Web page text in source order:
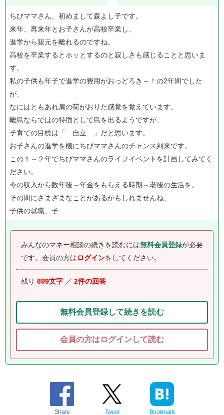
ちびママさん、初めまして森よし子です。
来年、再来年とお子さんが高校卒業し、
進学から親元を離れるのですね。
高校を卒業するとホッとするのと寂しさも感じることと思いま
す。
私の子供も年子で進学の費用がおっどろき～！の2年間でした
が、
なにはともあれ肩の荷がおりた感覚を覚えています。
離島ならではの特徴として島を出るようですが、
子育ての目標は「 自立 」だと思います。
お子さんの進学を機にちびママさんのチャンス到来です。
この１～２年でちびママさんのライフイベントを計画してみてく
ださい。
今の収入から数年後～年金をもらえる時期～老後の生活を。
その間にさまざまなことがあるかもしれませんね、
子供の就職、子...
みんなのマネー相談の続きを読むには無料会員登録が必要
です。 会員の方はログインをしてください。
残り 899文字 ／ 2件の回答
無料会員登録して続きを読む
会員の方はログインして読む
Share Tweet Bookmark